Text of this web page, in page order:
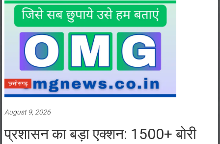
छत्तीसगढ़
August 9, 2026
प्रशासन का बड़ा एक्शन: 1500+ बोरी